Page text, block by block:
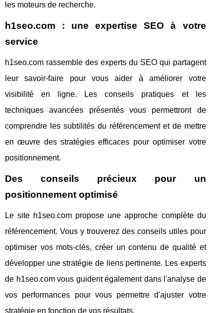
les moteurs de recherche.
h1seo.com : une expertise SEO à votre
service
h1seo.com rassemble des experts du SEO qui partagent
leur savoir-faire pour vous aider à améliorer votre
visibilité en ligne. Les conseils pratiques et les
techniques avancées présentés vous permettront de
comprendre les subtilités du référencement et de mettre
en œuvre des stratégies efficaces pour optimiser votre
positionnement.
Des conseils précieux pour un
positionnement optimisé
Le site h1seo.com propose une approche complète du
référencement. Vous y trouverez des conseils utiles pour
optimiser vos mots-clés, créer un contenu de qualité et
développer une stratégie de liens pertinente. Les experts
de h1seo.com vous guident également dans l'analyse de
vos performances pour vous permettre d'ajuster votre
stratégie en fonction de vos résultats.